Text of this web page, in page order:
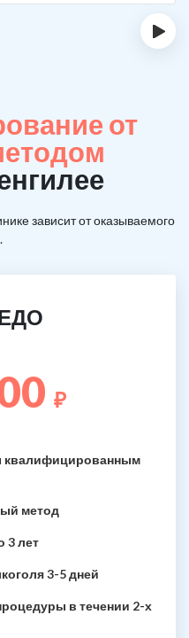
›
от
зависит от оказываемого
₽
квалифицированным
метод
3 лет
3-5 дней
в течении 2-х